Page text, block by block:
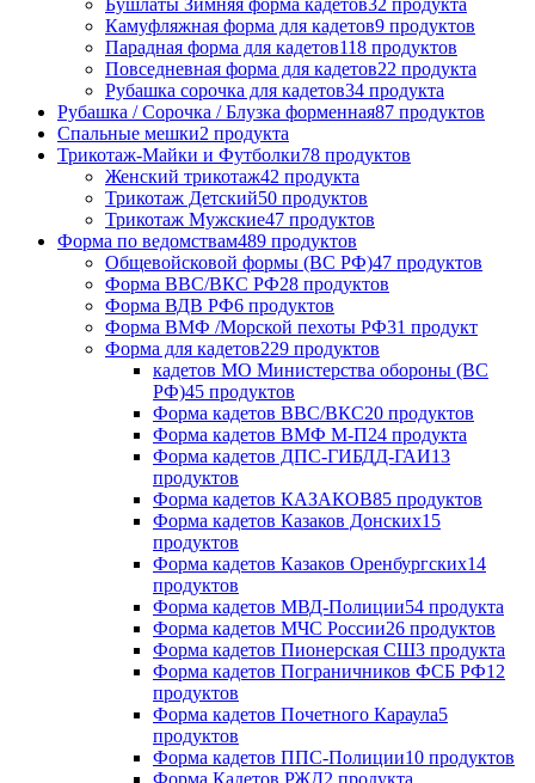
Камуфляжная форма для кадетов9 продуктов
Парадная форма для кадетов118 продуктов
Повседневная форма для кадетов22 продукта
Рубашка сорочка для кадетов34 продукта
Рубашка / Сорочка / Блузка форменная87 продуктов
Спальные мешки2 продукта
Трикотаж-Майки и Футболки78 продуктов
Женский трикотаж42 продукта
Трикотаж Детский50 продуктов
Трикотаж Мужские47 продуктов
Форма по ведомствам489 продуктов
Общевойсковой формы (ВС РФ)47 продуктов
Форма ВВС/ВКС РФ28 продуктов
Форма ВДВ РФ6 продуктов
Форма ВМФ /Морской пехоты РФ31 продукт
Форма для кадетов229 продуктов
кадетов МО Министерства обороны (ВС
РФ)45 продуктов
Форма кадетов ВВС/ВКС20 продуктов
Форма кадетов ВМФ М-П24 продукта
Форма кадетов ДПС-ГИБДД-ГАИ13
продуктов
Форма кадетов КАЗАКОВ85 продуктов
Форма кадетов Казаков Донских15
продуктов
Форма кадетов Казаков Оренбургских14
продуктов
Форма кадетов МВД-Полиции54 продукта
Форма кадетов МЧС России26 продуктов
Форма кадетов Пионерская СШ3 продукта
Форма кадетов Пограничников ФСБ РФ12
продуктов
Форма кадетов Почетного Караула5
продуктов
Форма кадетов ППС-Полиции10 продуктов
Форма Кадетов РЖД2 продукта